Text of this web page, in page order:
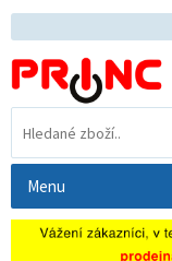
Menu